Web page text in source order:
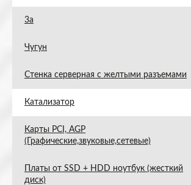
3а
Чугун
Стенка серверная с желтыми разъемами
Катализатор
Карты PCI, AGP
(Графические,звуковые,сетевые)
Платы от SSD + HDD ноутбук (жесткий
диск)